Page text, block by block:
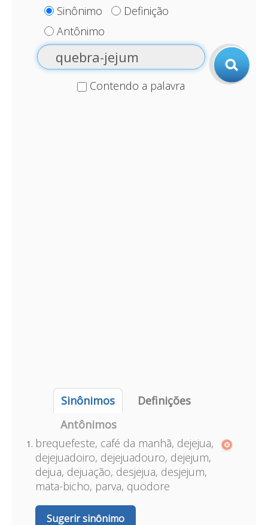
Sinônimo
Definição
Antônimo
Contendo a palavra
Sinônimos
Definições
Antônimos
brequefeste, café da manhã, dejejua,
dejejuadoiro, dejejuadouro, dejejum,
dejua, dejuação, desjejua, desjejum,
mata-bicho, parva, quodore
Sugerir sinônimo